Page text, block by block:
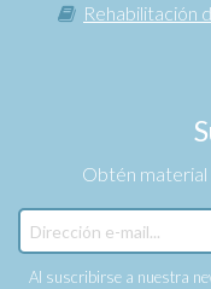
Rehabilitación
Obtén material
Al suscribirse a nuestra